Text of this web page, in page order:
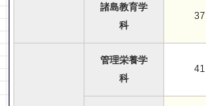
諸島教育学
科
37
管理栄養学
科
41